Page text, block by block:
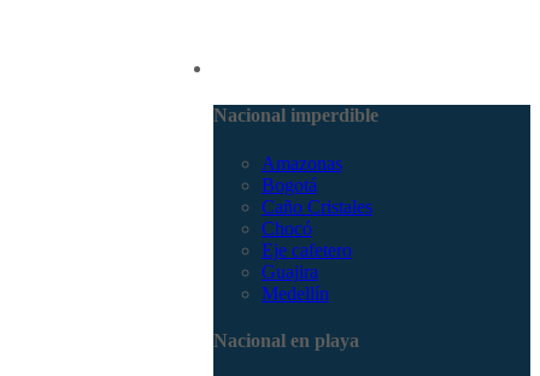
Nacional imperdible
Amazonas
Bogotá
Caño Cristales
Chocó
Eje cafetero
Guajira
Medellín
Nacional en playa